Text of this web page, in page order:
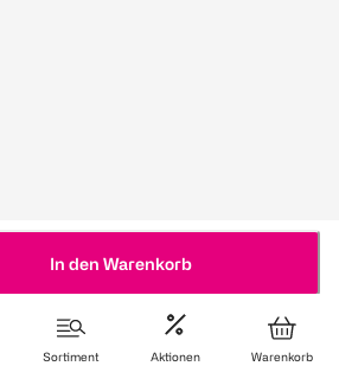
In den Warenkorb
Sortiment Aktionen Warenkorb